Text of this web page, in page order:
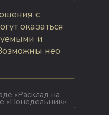
с
оказаться
и
нео
«Расклад на
«Понедельник»: